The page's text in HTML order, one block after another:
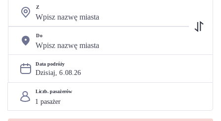
Z
Do
Data podróży
Dzisiaj, 6.08.26
Liczb. pasażerów